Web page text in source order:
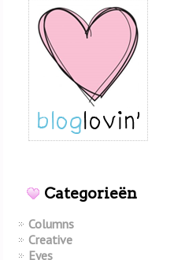
Categorieën
Columns
Creative
Eyes